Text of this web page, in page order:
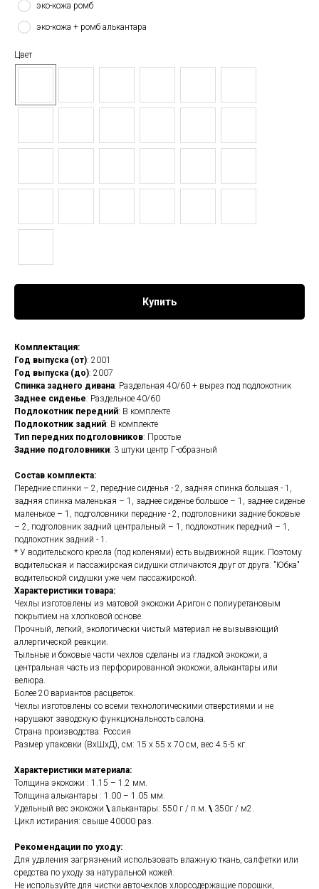
эко-кожа ромб
эко-кожа + ромб алькантара
Цвет
Купить
Комплектация:
Год выпуска (от): 2001
Год выпуска (до): 2007
Спинка заднего дивана: Раздельная 40/60 + вырез под подлокотник
Заднее сиденье: Раздельное 40/60
Подлокотник передний: В комплекте
Подлокотник задний: В комплекте
Тип передних подголовников: Простые
Задние подголовники: 3 штуки центр Г-образный
Состав комплекта:
Передние спинки – 2, передние сиденья - 2, задняя спинка большая - 1,
задняя спинка маленькая – 1, заднее сиденье большое – 1, заднее сиденье
маленькое – 1, подголовники передние - 2, подголовники задние боковые
– 2, подголовник задний центральный – 1, подлокотник передний – 1,
подлокотник задний - 1.
* У водительского кресла (под коленями) есть выдвижной ящик. Поэтому
водительская и пассажирская сидушки отличаются друг от друга. "Юбка"
водительской сидушки уже чем пассажирской.
Характеристики товара:
Чехлы изготовлены из матовой экокожи Аригон с полиуретановым
покрытием на хлопковой основе.
Прочный, легкий, экологически чистый материал не вызывающий
аллергической реакции.
Тыльные и боковые части чехлов сделаны из гладкой экокожи, а
центральная часть из перфорированной экокожи, алькантары или
велюра.
Более 20 вариантов расцветок.
Чехлы изготовлены со всеми технологическими отверстиями и не
нарушают заводскую функциональность салона.
Страна производства: Россия
Размер упаковки (ВхШхД), см: 15 x 55 x 70 см, вес 4.5-5 кг.
Характеристики материала:
Толщина экокожи : 1.15 – 1.2 мм.
Толщина алькантары : 1.00 – 1.05 мм.
Удельный вес экокожи \ алькантары: 550 г / п.м. \ 350г / м2.
Цикл истирания: свыше 40000 раз.
Рекомендации по уходу:
Для удаления загрязнений использовать влажную ткань, салфетки или
средства по уходу за натуральной кожей.
Не используйте для чистки авточехлов хлорсодержащие порошки,